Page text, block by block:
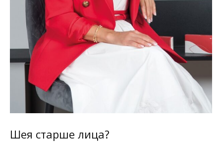
Шея старше лица?